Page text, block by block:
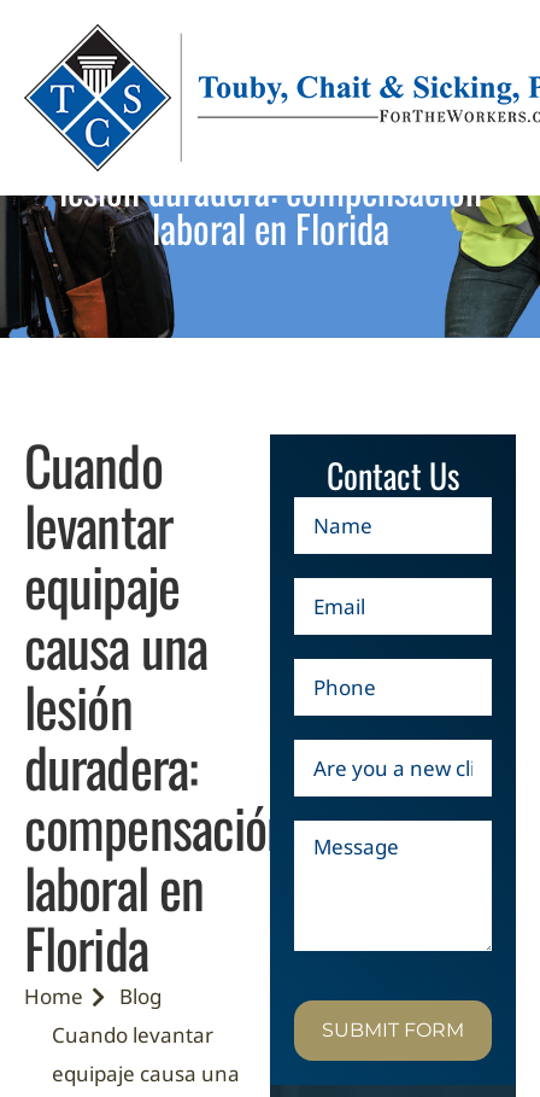
Cuando levantar equipaje causa una
lesión duradera: compensación
laboral en Florida
Cuando
levantar
equipaje
causa una
lesión
duradera:
compensación
laboral en
Florida
Home
Blog
Cuando levantar
equipaje causa una
Contact Us
SUBMIT FORM